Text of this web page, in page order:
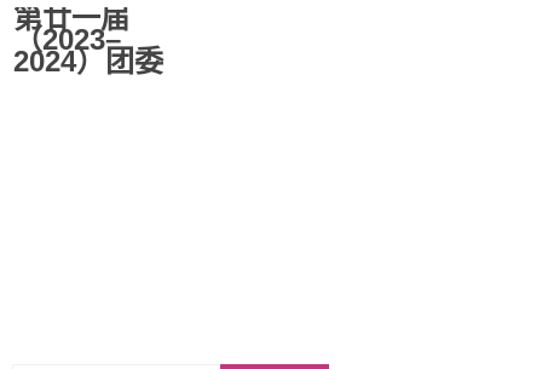
第廿一届
（2023–
2024）团委